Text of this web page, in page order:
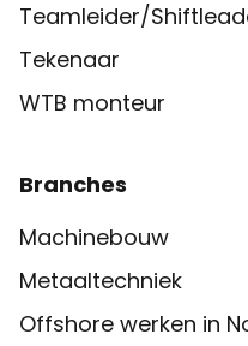
Teamleider/
Tekenaar
WTB monteur
Branches
Machinebouw
Metaaltechniek
Offshore werken in